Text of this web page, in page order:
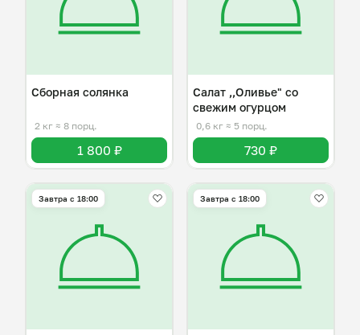
Сборная солянка
2 кг ≈ 8 порц.
1 800 ₽
Салат ,,Оливье" со
свежим огурцом
0,6 кг ≈ 5 порц.
730 ₽
Завтра c 18:00 Завтра c 18:00